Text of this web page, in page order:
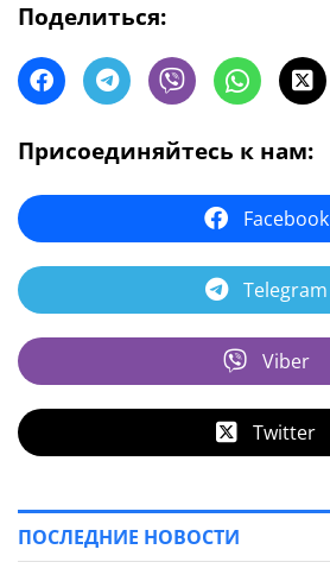
Поделиться:
Присоединяйтесь к нам:
Facebook
Telegram
Viber
Twitter
ПОСЛЕДНИЕ НОВОСТИ